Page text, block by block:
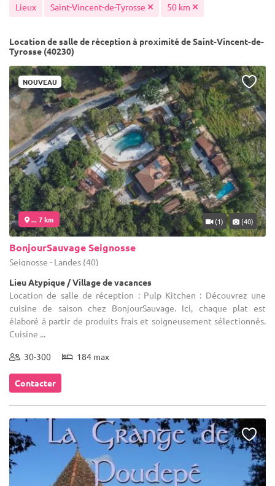
Lieux Saint-Vincent-de-Tyrosse 50 km
Location de salle de réception à proximité de Saint-Vincent-de-
Tyrosse (40230)
NOUVEAU
... 7 km (1) (40)
BonjourSauvage Seignosse
Seignosse - Landes (40)
Lieu Atypique / Village de vacances
Location de salle de réception : Pulp Kitchen : Découvrez une
cuisine de saison chez BonjourSauvage. Ici, chaque plat est
élaboré à partir de produits frais et soigneusement sélectionnés.
Cuisine ...
30-300 184 max
Contacter